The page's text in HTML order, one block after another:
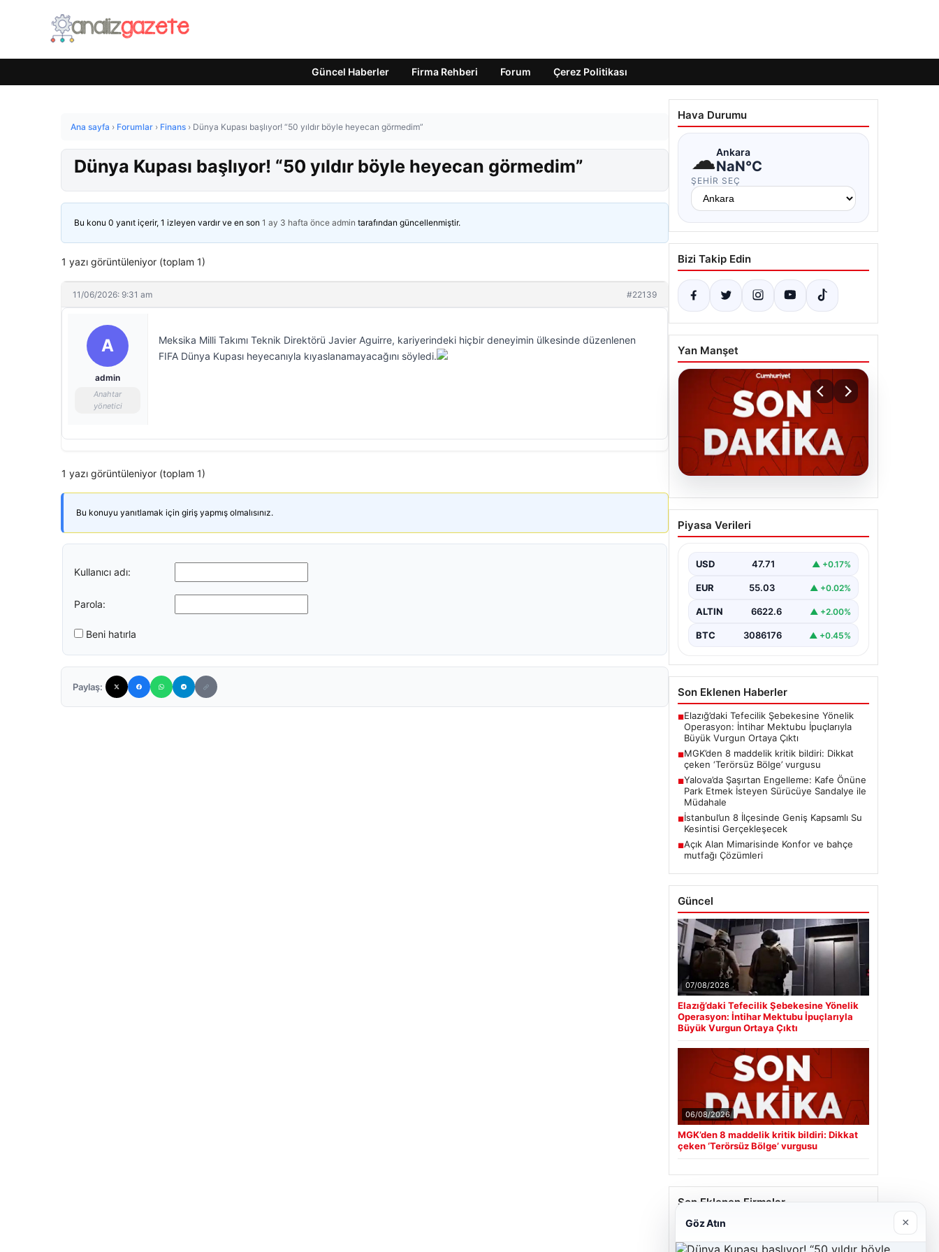
Güncel Haberler Firma Rehberi Forum Çerez Politikası
Ana sayfa › Forumlar › Finans › Dünya Kupası başlıyor! “50 yıldır böyle heyecan görmedim”
Dünya Kupası başlıyor! “50 yıldır böyle heyecan görmedim”
Bu konu 0 yanıt içerir, 1 izleyen vardır ve en son 1 ay 3 hafta önce admin tarafından güncellenmiştir.
1 yazı görüntüleniyor (toplam 1)
11/06/2026: 9:31 am #22139
A
admin
Anahtar
yönetici
Meksika Milli Takımı Teknik Direktörü Javier Aguirre, kariyerindeki hiçbir deneyimin ülkesinde düzenlenen
FIFA Dünya Kupası heyecanıyla kıyaslanamayacağını söyledi.
1 yazı görüntüleniyor (toplam 1)
Bu konuyu yanıtlamak için giriş yapmış olmalısınız.
Kullanıcı adı:
Parola:
Beni hatırla
Paylaş:
Hava Durumu
☁Ankara
NaN°C
ŞEHIR SEÇ
Bizi Takip Edin
Yan Manşet
06.08.2026
MGK’den 8 maddelik kritik
bildiri: Dikkat çeken
Piyasa Verileri
USD 47.71 ▲ +0.17%
EUR 55.03 ▲ +0.02%
ALTIN 6622.6 ▲ +2.00%
BTC 3086176 ▲ +0.45%
Son Eklenen Haberler
■Elazığ’daki Tefecilik Şebekesine Yönelik
Operasyon: İntihar Mektubu İpuçlarıyla
Büyük Vurgun Ortaya Çıktı
■MGK’den 8 maddelik kritik bildiri: Dikkat
çeken ‘Terörsüz Bölge’ vurgusu
■Yalova’da Şaşırtan Engelleme: Kafe Önüne
Park Etmek İsteyen Sürücüye Sandalye ile
Müdahale
■İstanbul’un 8 İlçesinde Geniş Kapsamlı Su
Kesintisi Gerçekleşecek
■Açık Alan Mimarisinde Konfor ve bahçe
mutfağı Çözümleri
Güncel
07/08/2026
Elazığ’daki Tefecilik Şebekesine Yönelik
Operasyon: İntihar Mektubu İpuçlarıyla
Büyük Vurgun Ortaya Çıktı
06/08/2026
MGK’den 8 maddelik kritik bildiri: Dikkat
çeken ‘Terörsüz Bölge’ vurgusu
Son Eklenen Firmalar
Göz Atın ×